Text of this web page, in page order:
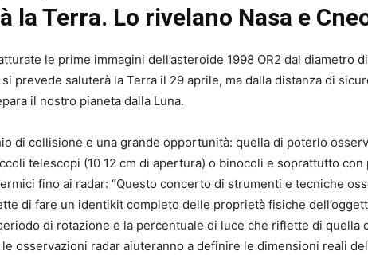
la Terra. Lo rivelano Nasa e
le prime immagini dell’asteroide 1998 OR2 dal diametro
prevede saluterà la Terra il 29 aprile, ma dalla distanza di
il nostro pianeta dalla Luna.
di collisione e una grande opportunità: quella di poterlo
telescopi (10 12 cm di apertura) o binocoli e soprattutto
fino ai radar: “Questo concerto di strumenti e tecniche
di fare un identikit completo delle proprietà fisiche
di rotazione e la percentuale di luce che riflette di quella
osservazioni radar aiuteranno a definire le dimensioni reali